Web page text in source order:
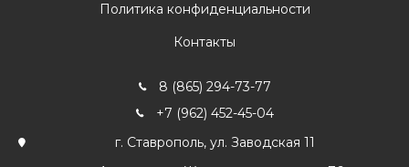
Политика конфиденциальности
Контакты
8 (865) 294-73-77
+7 (962) 452-45-04
г. Ставрополь, ул. Заводская 11